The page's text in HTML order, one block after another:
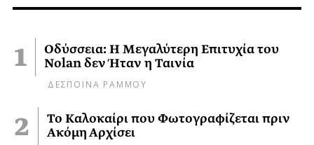
Οδύσσεια: Η Μεγαλύτερη Επιτυχία του
Nolan δεν Ήταν η Ταινία
ΔΕΣΠΟΙΝΑ ΡΑΜΜΟΥ
Το Καλοκαίρι που Φωτογραφίζεται πριν
Ακόμη Αρχίσει